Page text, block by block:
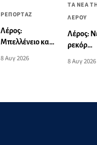
ΡΕΠΟΡΤΑΖ
Λέρος:
Μπελλένειο και
αλλάζουν όψη
8 Αυγ 2026
ΤΑ ΝΕΑ
ΛΕΡΟΥ
Λέρος:
ρεκόρ
Αιγαίου
Μαρία
8 Αυγ 2026